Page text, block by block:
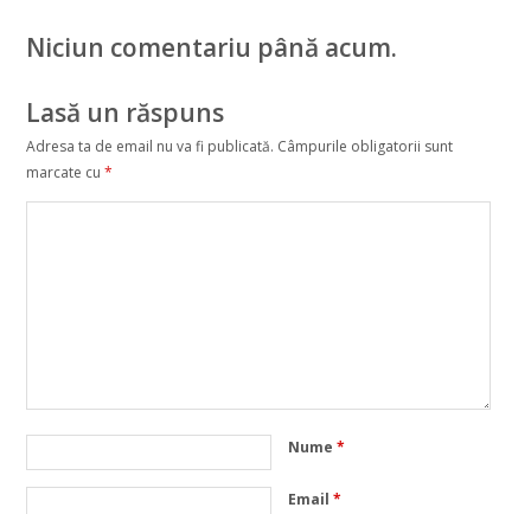
Niciun comentariu până acum.
Lasă un răspuns
Adresa ta de email nu va fi publicată. Câmpurile obligatorii sunt
marcate cu *
Nume *
Email *